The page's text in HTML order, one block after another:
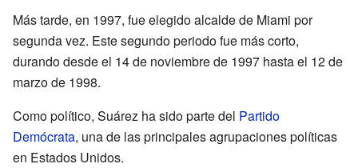
Más tarde, en 1997, fue elegido alcalde de Miami por
segunda vez. Este segundo periodo fue más corto,
durando desde el 14 de noviembre de 1997 hasta el 12 de
marzo de 1998.
Como político, Suárez ha sido parte del Partido
Demócrata, una de las principales agrupaciones políticas
en Estados Unidos.